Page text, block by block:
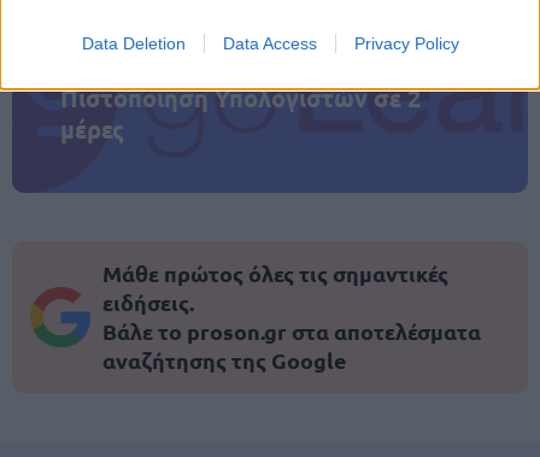
Data Deletion Data Access Privacy Policy
Πιστοποίηση Υπολογιστών σε 2
μέρες
Μάθε πρώτος όλες τις σημαντικές
ειδήσεις.
Βάλε το proson.gr στα αποτελέσματα
αναζήτησης της Google